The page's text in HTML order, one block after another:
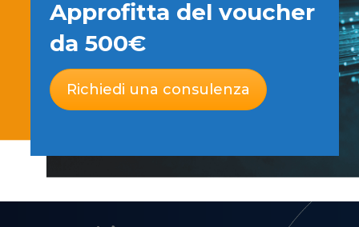
Approfitta del voucher
da 500€
Richiedi una consulenza